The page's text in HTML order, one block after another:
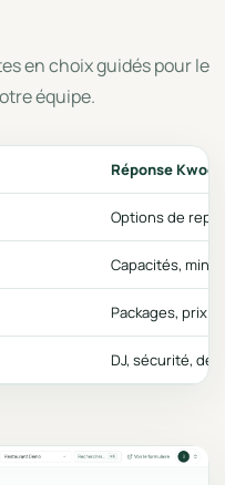
en choix guidés pour le
équipe.
Réponse Kwoot
Options de
Capacités, min
Packages, prix
DJ, sécurité,